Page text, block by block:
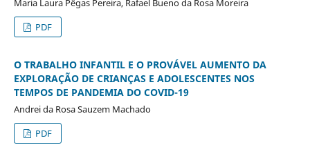
PDF
O TRABALHO INFANTIL E O PROVÁVEL AUMENTO DA
EXPLORAÇÃO DE CRIANÇAS E ADOLESCENTES NOS
TEMPOS DE PANDEMIA DO COVID-19
Andrei da Rosa Sauzem Machado
PDF